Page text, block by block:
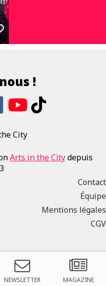
!
City
Arts in the Citydepuis
Contact
Équipe
Mentions légales
CGV
NEWSLETTER MAGAZINE